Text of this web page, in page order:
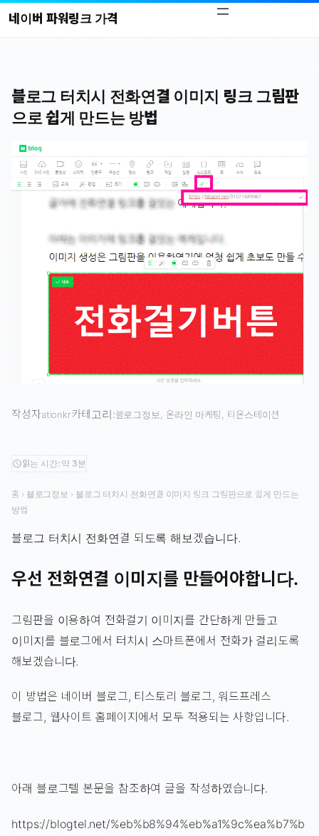
콘
가
네이버 파워링크 가격
블로그 터치시 전화연결 이미지 링크 그림판
으로 쉽게 만드는 방법
작성자ationkr카테고리:블로그정보 온라인 마케팅 티온스테이션
schedule읽는 시간: 약 3분
홈 › 블로그정보 › 블로그 터치시 전화연결 이미지 링크 그림판으로 쉽게 만드는
방법
블로그 터치시 전화연결 되도록 해보겠습니다.
우선 전화연결 이미지를 만들어야합니다.
그림판을 이용하여 전화걸기 이미지를 간단하게 만들고
이미지를 블로그에서 터치시 스마트폰에서 전화가 걸리도록
해보겠습니다.
이 방법은 네이버 블로그, 티스토리 블로그, 워드프레스
블로그, 웹사이트 홈페이지에서 모두 적용되는 사항입니다.
아래 블로그텔 본문을 참조하여 글을 작성하였습니다.
https://blogtel.net/%eb%b8%94%eb%a1%9c%ea%b7%b